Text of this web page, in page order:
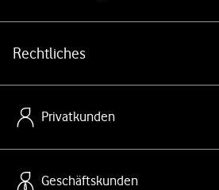
Rechtliches
Privatkunden
Geschäftskunden